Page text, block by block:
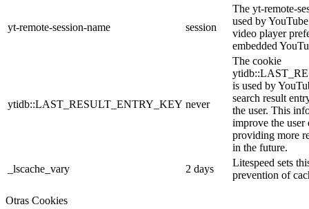
yt-remote-session-name session
The yt-remote-
used by
video player
embedded
ytidb::LAST_RESULT_ENTRY_KEY never
The cookie
is used by
search result
the user. This
improve the user
providing more
in the future.
_lscache_vary
2 days
Litespeed sets
prevention of
Otras Cookies